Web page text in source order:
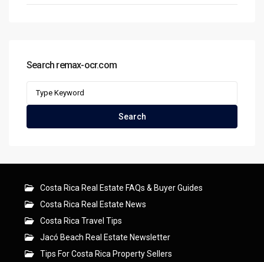
Search remax-ocr.com
Search
Costa Rica Real Estate FAQs & Buyer Guides
Costa Rica Real Estate News
Costa Rica Travel Tips
Jacó Beach Real Estate Newsletter
Tips For Costa Rica Property Sellers